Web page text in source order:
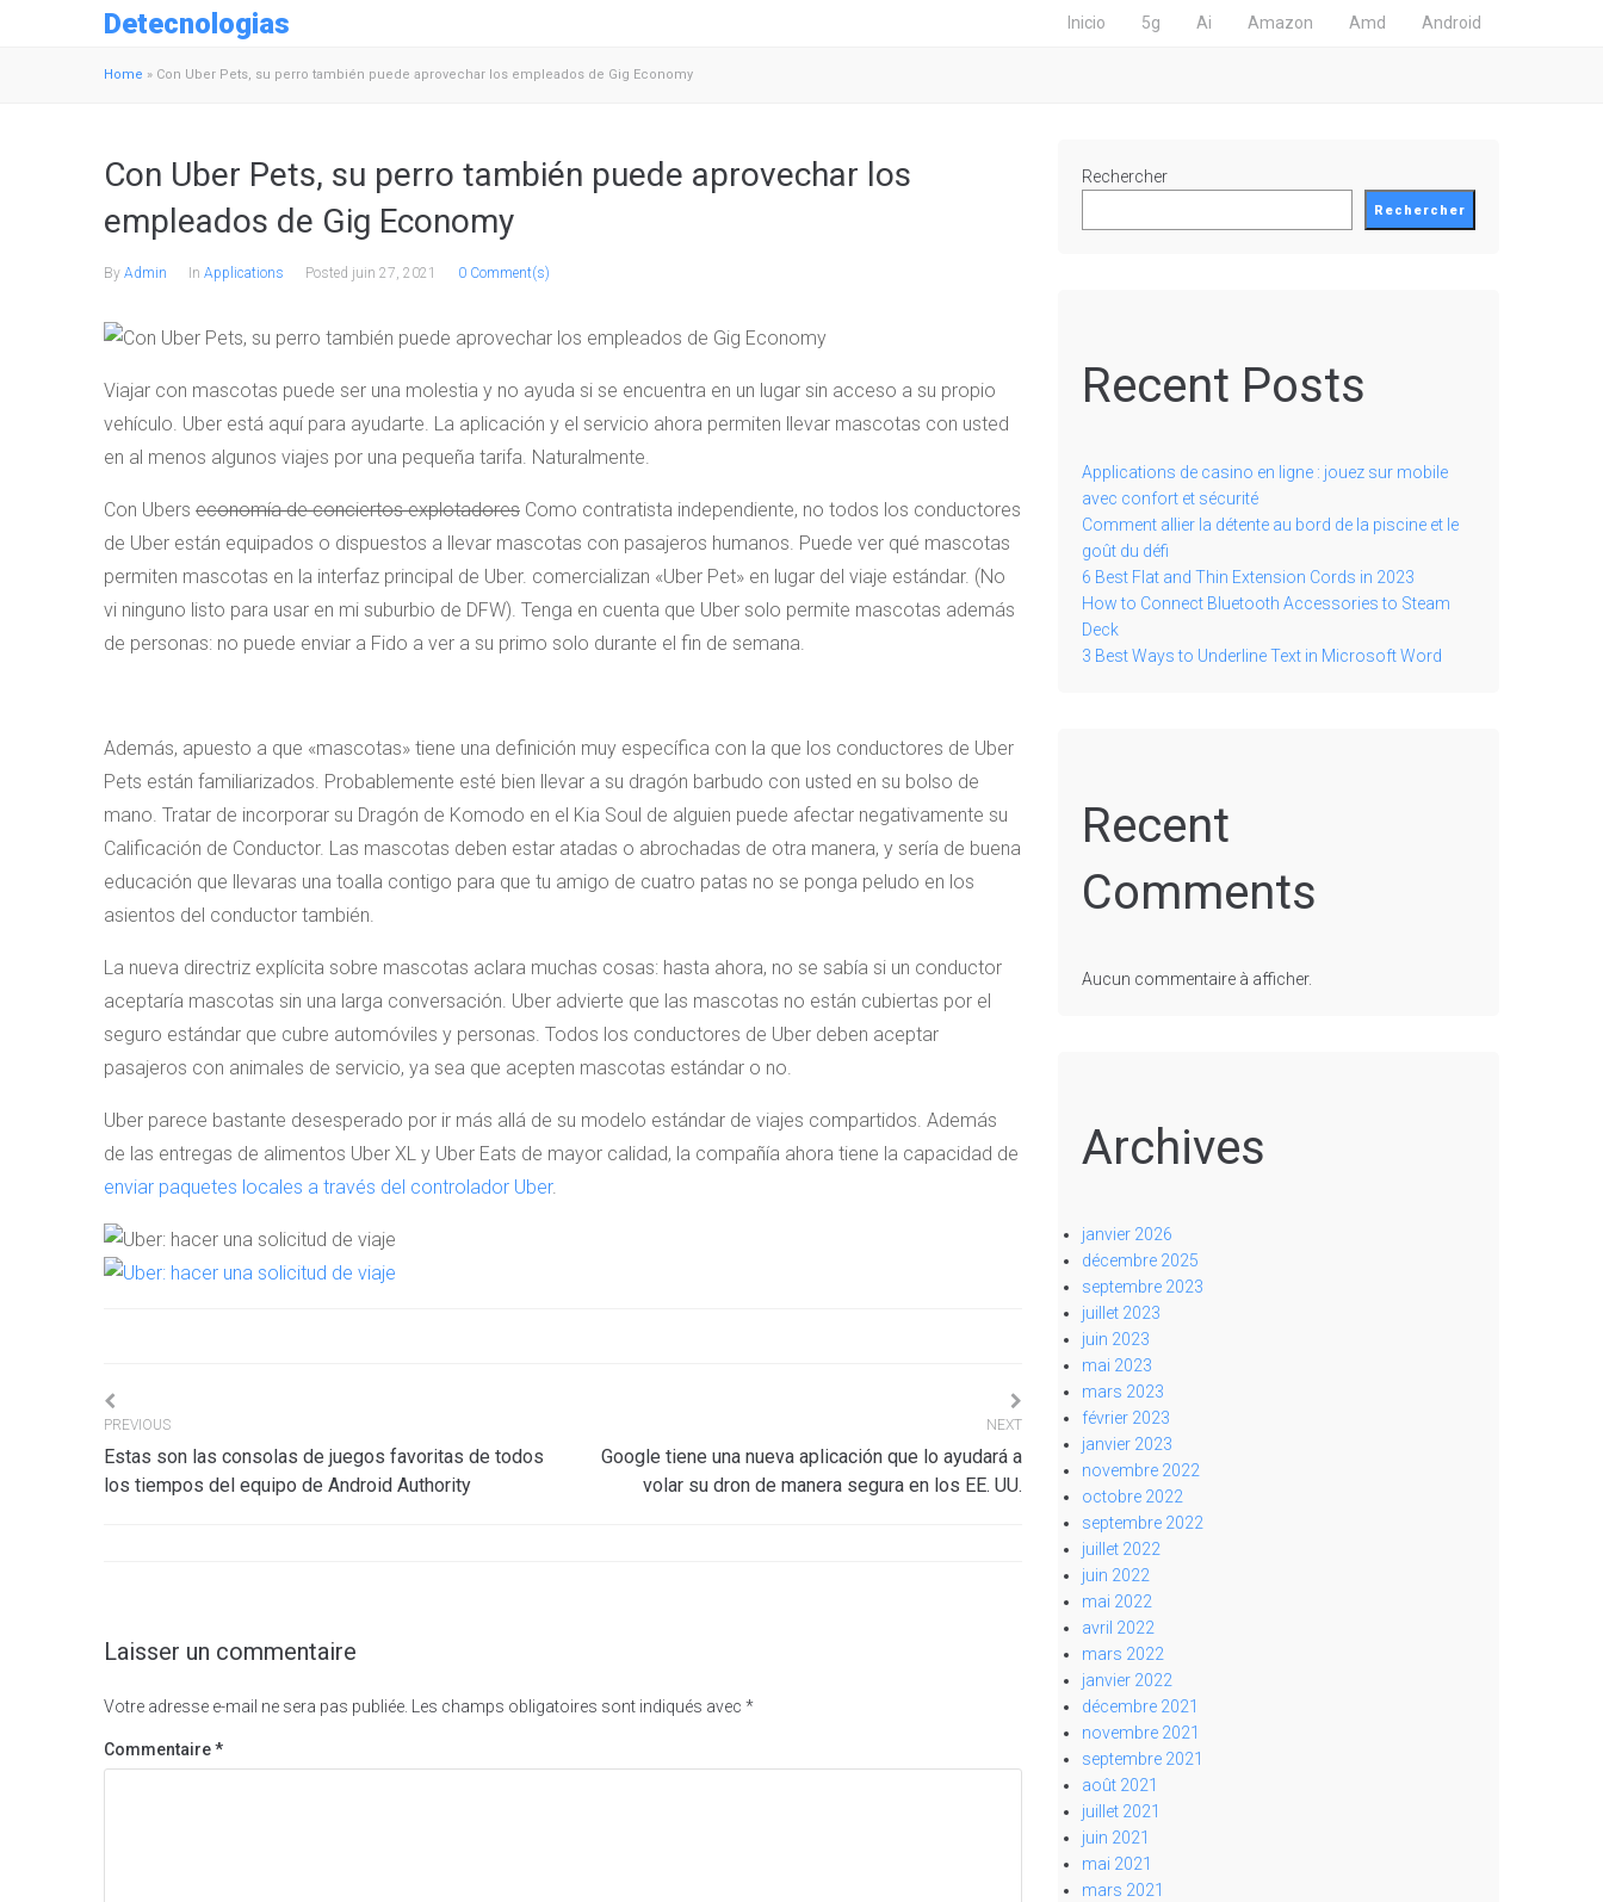
Detecnologias Inicio 5g Ai Amazon Amd Android
Home » Con Uber Pets, su perro también puede aprovechar los empleados de Gig Economy
Con Uber Pets, su perro también puede aprovechar los
empleados de Gig Economy
By Admin In Applications Posted juin 27, 2021 0 Comment(s)
Viajar con mascotas puede ser una molestia y no ayuda si se encuentra en un lugar sin acceso a su propio
vehículo. Uber está aquí para ayudarte. La aplicación y el servicio ahora permiten llevar mascotas con usted
en al menos algunos viajes por una pequeña tarifa. Naturalmente.
Con Ubers economía de conciertos explotadores Como contratista independiente, no todos los conductores
de Uber están equipados o dispuestos a llevar mascotas con pasajeros humanos. Puede ver qué mascotas
permiten mascotas en la interfaz principal de Uber. comercializan «Uber Pet» en lugar del viaje estándar. (No
vi ninguno listo para usar en mi suburbio de DFW). Tenga en cuenta que Uber solo permite mascotas además
de personas: no puede enviar a Fido a ver a su primo solo durante el fin de semana.
Además, apuesto a que «mascotas» tiene una definición muy específica con la que los conductores de Uber
Pets están familiarizados. Probablemente esté bien llevar a su dragón barbudo con usted en su bolso de
mano. Tratar de incorporar su Dragón de Komodo en el Kia Soul de alguien puede afectar negativamente su
Calificación de Conductor. Las mascotas deben estar atadas o abrochadas de otra manera, y sería de buena
educación que llevaras una toalla contigo para que tu amigo de cuatro patas no se ponga peludo en los
asientos del conductor también.
La nueva directriz explícita sobre mascotas aclara muchas cosas: hasta ahora, no se sabía si un conductor
aceptaría mascotas sin una larga conversación. Uber advierte que las mascotas no están cubiertas por el
seguro estándar que cubre automóviles y personas. Todos los conductores de Uber deben aceptar
pasajeros con animales de servicio, ya sea que acepten mascotas estándar o no.
Uber parece bastante desesperado por ir más allá de su modelo estándar de viajes compartidos. Además
de las entregas de alimentos Uber XL y Uber Eats de mayor calidad, la compañía ahora tiene la capacidad de
enviar paquetes locales a través del controlador Uber.
Navigation
de
PREVIOUS
Estas son las consolas de juegos favoritas de todos
los tiempos del equipo de Android Authority
NEXT
Google tiene una nueva aplicación que lo ayudará a
volar su dron de manera segura en los EE. UU.
Laisser un commentaire
Votre adresse e-mail ne sera pas publiée. Les champs obligatoires sont indiqués avec *
Commentaire*
Rechercher
Rechercher
Recent Posts
Applications de casino en ligne : jouez sur mobile
avec confort et sécurité
Comment allier la détente au bord de la piscine et le
goût du défi
6 Best Flat and Thin Extension Cords in 2023
How to Connect Bluetooth Accessories to Steam
Deck
3 Best Ways to Underline Text in Microsoft Word
Recent
Comments
Aucun commentaire à afficher.
Archives
janvier 2026
décembre 2025
septembre 2023
juillet 2023
juin 2023
mai 2023
mars 2023
février 2023
janvier 2023
novembre 2022
octobre 2022
septembre 2022
juillet 2022
juin 2022
mai 2022
avril 2022
mars 2022
janvier 2022
décembre 2021
novembre 2021
septembre 2021
août 2021
juillet 2021
juin 2021
mai 2021
mars 2021